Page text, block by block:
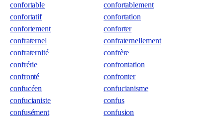
confortable
confortablement
confortatif
confortation
confortement
conforter
confraternel
confraternellement
confraternité
confrère
confrérie
confrontation
confronté
confronter
confucéen
confucianisme
confucianiste
confus
confusément
confusion